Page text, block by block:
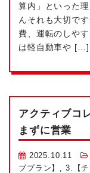
算内」といった
んそれも大切で
費、運転のしや
は軽自動車や […]
アクティブコ
まずに営業
2025.10.11
ブプラン】
3.【チ